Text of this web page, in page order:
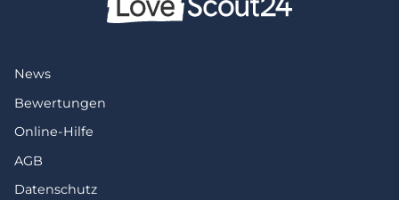
News
Bewertungen
Online-Hilfe
AGB
Datenschutz